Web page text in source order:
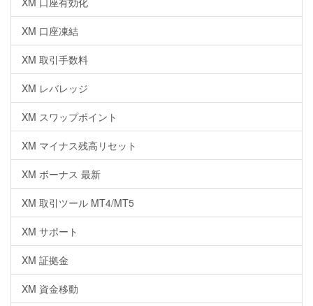
XM 口座凍結
XM 取引手数料
XM レバレッジ
XM スワップポイント
XM マイナス残高リセット
XM ボーナス 最新
XM 取引ツール MT4/MT5
XM サポート
XM 証拠金
XM 資金移動